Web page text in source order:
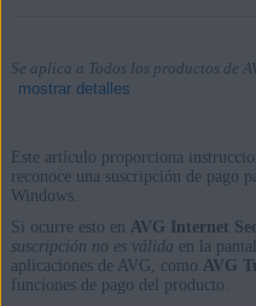
Se aplica a Todos los productos de
mostrar detalles
Productos:
Todos los productos de AVG
Sistemas operativos:
Este artículo proporciona
reconoce una suscripción de pago
Windows.
Si ocurre esto en AVG Internet
suscripción no es válida en la
aplicaciones de AVG, como AVG
funciones de pago del producto.